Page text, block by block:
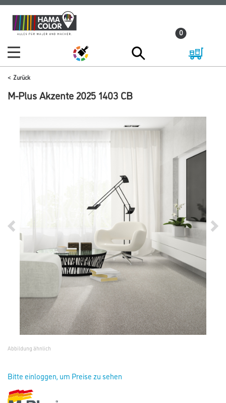
Zum
Inhalt
Zum
Navigationsmenü
0
Zurück
M-Plus Akzente 2025 1403 CB
Abbildung ähnlich
Bitte einloggen, um Preise zu sehen